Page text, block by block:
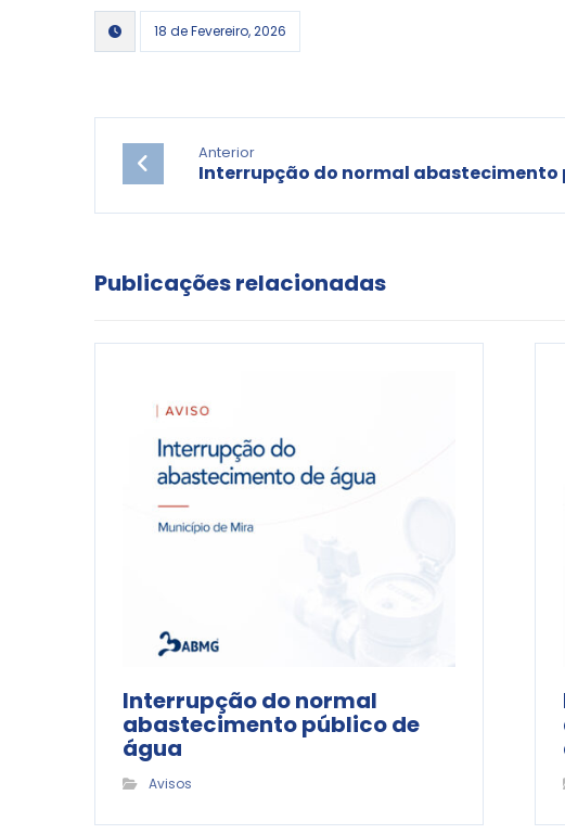
18 de Fevereiro, 2026
Anterior
Interrupção do normal abastecimento
Publicações relacionadas
Interrupção do normal
abastecimento público de
água
Avisos